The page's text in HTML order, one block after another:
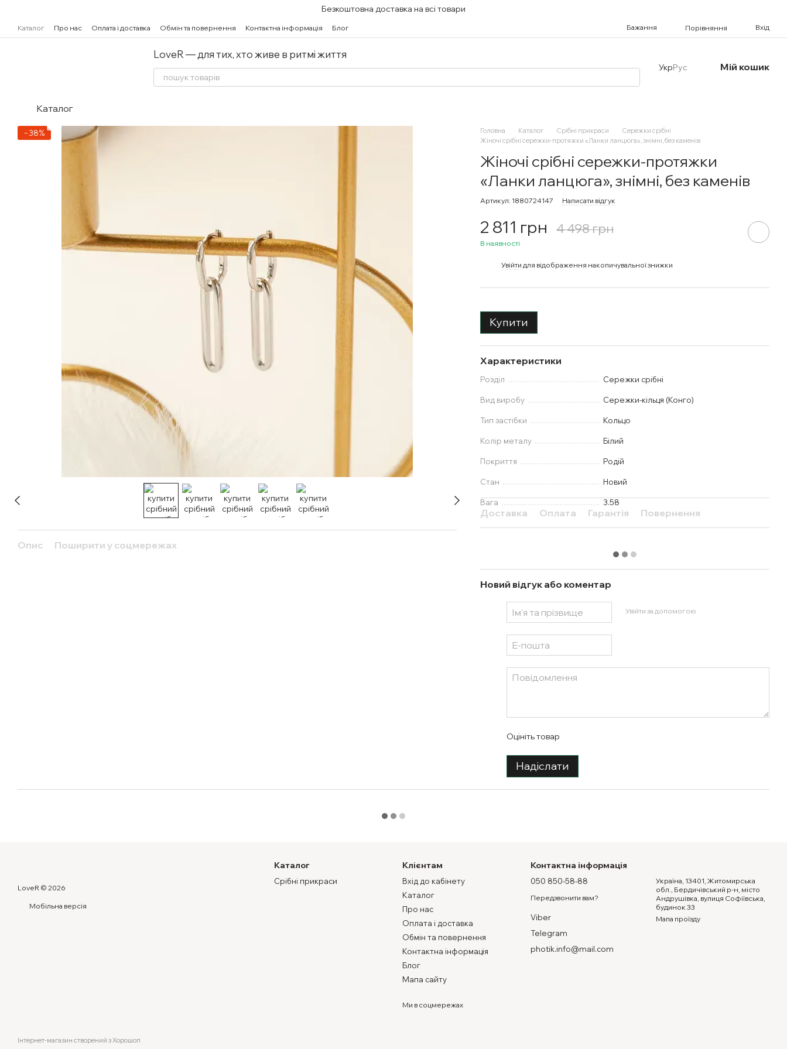
Безкоштовна доставка на всі товари
Каталог Про нас Оплата і доставка Обмін та повернення Контактна інформація Блог Бажання Порівняння Вхід
LoveR — для тих, хто живе в ритмі життя
УкрРус Мій кошик
Каталог
−38%
Опис Поширити у соцмережах
Головна Каталог Срібні прикраси
Сережки срібні
Жіночі срібні сережки-протяжки «Ланки ланцюга», знімні, без каменів
Жіночі срібні сережки-протяжки
«Ланки ланцюга», знімні, без каменів
Артикул: 1880724147 Написати відгук
2 811 грн 4 498 грн
В наявності
Увійти для відображення накопичувальної знижки
Купити
Характеристики
Розділ Сережки срібні
Вид виробу Сережки-кільця (Конго)
Тип застібки Кольцо
Колір металу Білий
Покриття Родій
Стан Новий
Вага 3.58
Доставка Оплата Гарантія Повернення
Новий відгук або коментар
Увійти за допомогою
Оцініть товар
Надіслати
LoveR © 2026
Мобільна версія
Інтернет-магазин створений з Хорошоп
Каталог
Срібні прикраси
Клієнтам
Вхід до кабінету
Каталог
Про нас
Оплата і доставка
Обмін та повернення
Контактна інформація
Блог
Мапа сайту
Ми в соцмережах
Контактна інформація
050 850-58-88
Передзвонити вам?
Viber
Telegram
photik.info@mail.com
Україна, 13401, Житомирська
обл., Бердичівський р-н, місто
Андрушівка, вулиця Софіївська,
будинок 33
Мапа проїзду